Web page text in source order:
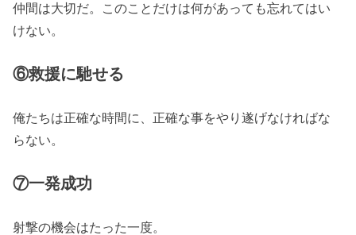
仲間は大切だ。このことだけは何があっても忘れてはい
けない。
⑥救援に馳せる
俺たちは正確な時間に、正確な事をやり遂げなければな
らない。
⑦一発成功
射撃の機会はたった一度。